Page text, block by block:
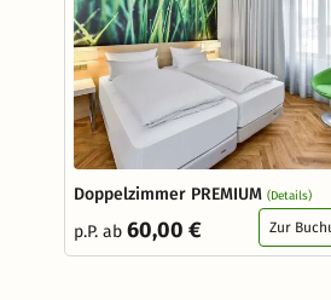
Doppelzimmer PREMIUM (Details)
p.P. ab 60,00 € Zur